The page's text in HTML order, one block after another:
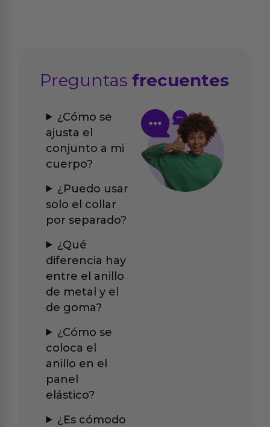
Preguntasfrecuentes
¿Cómo se
ajusta el
conjunto a mi
cuerpo?
¿Puedo usar
solo el collar
por separado?
¿Qué
diferencia hay
entre el anillo
de metal y el
de goma?
¿Cómo se
coloca el
anillo en el
panel
elástico?
¿Es cómodo